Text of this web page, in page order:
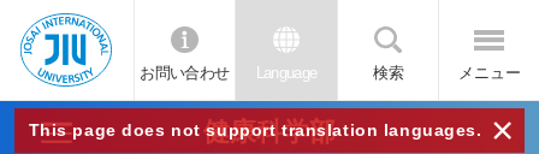
JIU
お問い合わせ Language 検索 メニュー
This page does not support translation languages. ×
健康科学部